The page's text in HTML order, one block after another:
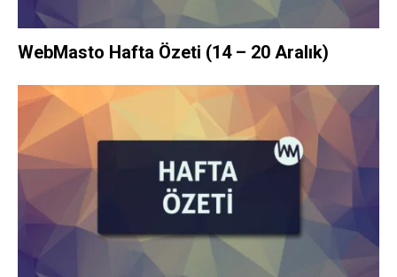
WebMasto Hafta Özeti (14 – 20 Aralık)